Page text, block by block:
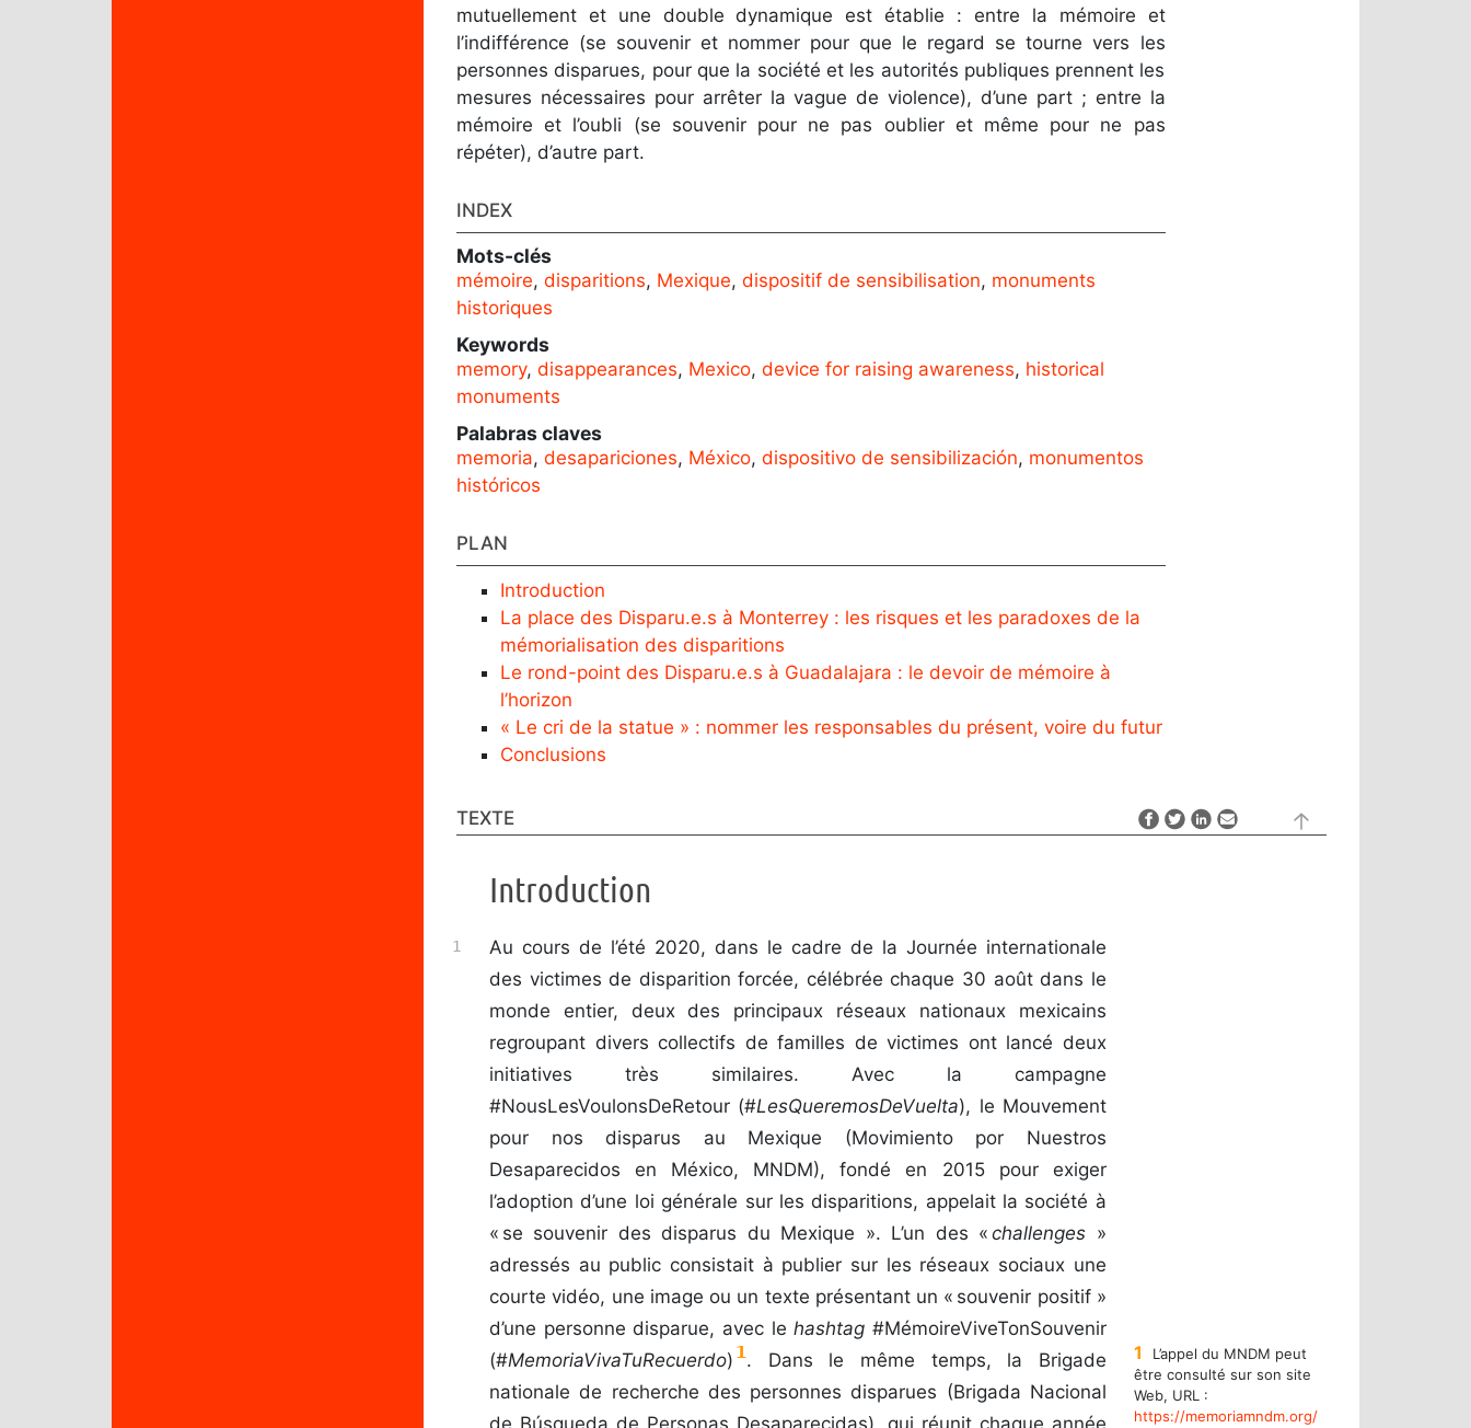
mutuellement et une double dynamique est établie : entre la mémoire et
l’indifférence (se souvenir et nommer pour que le regard se tourne vers les
personnes disparues, pour que la société et les autorités publiques prennent les
mesures nécessaires pour arrêter la vague de violence), d’une part ; entre la
mémoire et l’oubli (se souvenir pour ne pas oublier et même pour ne pas
répéter), d’autre part.
INDEX
Mots-clés
mémoire, disparitions, Mexique, dispositif de sensibilisation, monuments
historiques
Keywords
memory, disappearances, Mexico, device for raising awareness, historical
monuments
Palabras claves
memoria, desapariciones, México, dispositivo de sensibilización, monumentos
históricos
PLAN
Introduction
La place des Disparu.e.s à Monterrey : les risques et les paradoxes de la
mémorialisation des disparitions
Le rond-point des Disparu.e.s à Guadalajara : le devoir de mémoire à
l’horizon
« Le cri de la statue » : nommer les responsables du présent, voire du futur
Conclusions
TEXTE
Introduction
Au cours de l’été 2020, dans le cadre de la Journée internationale
des victimes de disparition forcée, célébrée chaque 30 août dans le
monde entier, deux des principaux réseaux nationaux mexicains
regroupant divers collectifs de familles de victimes ont lancé deux
initiatives très similaires. Avec la campagne
#NousLesVoulonsDeRetour (#LesQueremosDeVuelta), le Mouvement
pour nos disparus au Mexique (Movimiento por Nuestros
Desaparecidos en México, MNDM), fondé en 2015 pour exiger
l’adoption d’une loi générale sur les disparitions, appelait la société à
« se souvenir des disparus du Mexique ». L’un des «challenges »
adressés au public consistait à publier sur les réseaux sociaux une
courte vidéo, une image ou un texte présentant un « souvenir positif »
d’une personne disparue, avec lehashtag #MémoireViveTonSouvenir
(#MemoriaVivaTuRecuerdo) 1. Dans le même temps, la Brigade
nationale de recherche des personnes disparues (Brigada Nacional
de Búsqueda de Personas Desaparecidas), qui réunit chaque année
1
L’appel du MNDM peut
être consulté sur son site
Web, URL :
https://memoriamndm.org/